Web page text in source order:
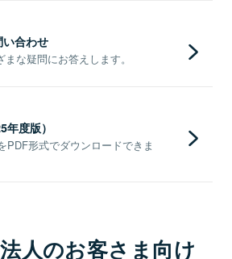
合わせ
な疑問にお答えします。
度版）
PDF形式でダウンロードできま
人のお客さま向け